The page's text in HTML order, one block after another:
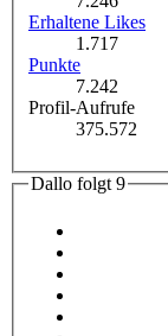
Erhaltene Likes
1.717
Punkte
7.242
Profil-Aufrufe
375.572
Dallo folgt 9